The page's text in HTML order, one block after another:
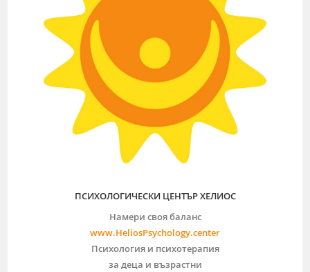
ПСИХОЛОГИЧЕСКИ ЦЕНТЪР ХЕЛИОС
Намери своя баланс
www.HeliosPsychology.center
Психология и психотерапия
за деца и възрастни